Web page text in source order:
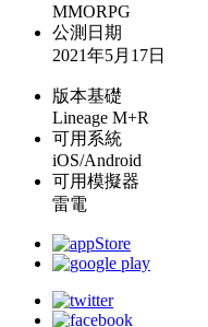
MMORPG
公測日期
2021年5月17日
版本基礎
Lineage M+R
可用系統
iOS/Android
可用模擬器
雷電